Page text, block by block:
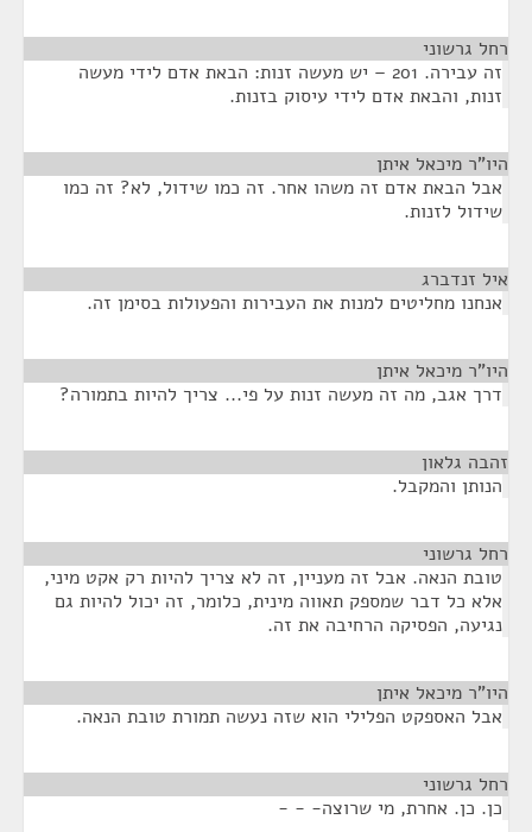
רחל גרשוני
זה עבירה. 201 – יש מעשה זנות: הבאת אדם לידי מעשה
זנות, והבאת אדם לידי עיסוק בזנות.
היו"ר מיכאל איתן
אבל הבאת אדם זה משהו אחר. זה כמו שידול, לא? זה כמו
שידול לזנות.
איל זנדברג
אנחנו מחליטים למנות את העבירות והפעולות בסימן זה.
היו"ר מיכאל איתן
דרך אגב, מה זה מעשה זנות על פי... צריך להיות בתמורה?
זהבה גלאון
הנותן והמקבל.
רחל גרשוני
טובת הנאה. אבל זה מעניין, זה לא צריך להיות רק אקט מיני,
אלא כל דבר שמספק תאווה מינית, כלומר, זה יכול להיות גם
נגיעה, הפסיקה הרחיבה את זה.
היו"ר מיכאל איתן
אבל האספקט הפלילי הוא שזה נעשה תמורת טובת הנאה.
רחל גרשוני
כן. כן. אחרת, מי שרוצה- - -